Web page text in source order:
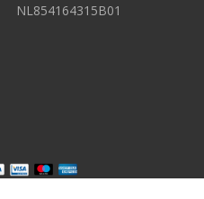
NL854164315B01